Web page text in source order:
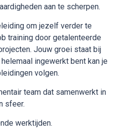
aan te scherpen.
om jezelf verder te
training door getalenteerde
Jouw groei staat bij
ingewerkt bent kan je
volgen.
team dat samenwerkt in
sfeer.
werktijden.